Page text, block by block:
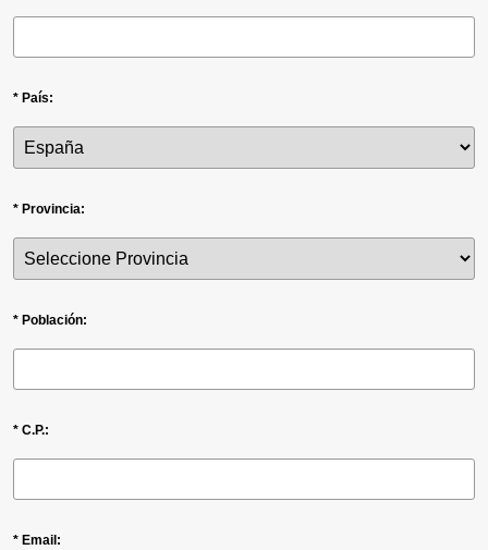
* País:
* Provincia:
* Población:
* C.P.:
* Email: